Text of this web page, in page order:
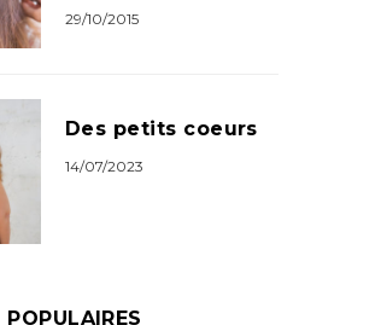
29/10/2015
Des petits coeurs
14/07/2023